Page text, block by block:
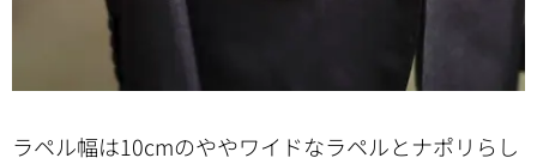
ラペル幅は10cmのややワイドなラペルとナポリらし